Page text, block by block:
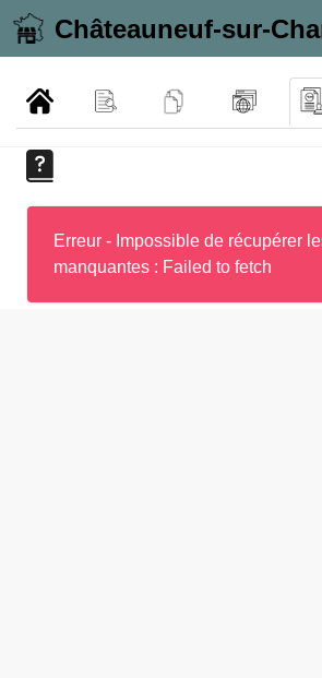
Châteauneuf-sur-
Erreur - Impossible de récupérer
manquantes : Failed to fetch